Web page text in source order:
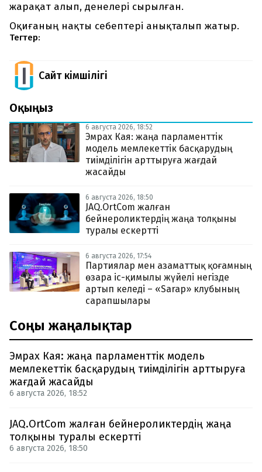
жарақат алып, денелері сырылған.
Оқиғаның нақты себептері анықталып жатыр.
Тегтер:
Сайт Әкімшілігі
Оқыңыз
6 августа 2026, 18:52
Эмрах Кая: жаңа парламенттік
модель мемлекеттік басқарудың
тиімділігін арттыруға жағдай
жасайды
6 августа 2026, 18:50
JAQ.OrtCom жалған
бейнероликтердің жаңа толқыны
туралы ескертті
6 августа 2026, 17:54
Партиялар мен азаматтық қоғамның
өзара іс-қимылы жүйелі негізде
артып келеді – «Sarap» клубының
сарапшылары
Соңғы жаңалықтар
Эмрах Кая: жаңа парламенттік модель
мемлекеттік басқарудың тиімділігін арттыруға
жағдай жасайды
6 августа 2026, 18:52
JAQ.OrtCom жалған бейнероликтердің жаңа
толқыны туралы ескертті
6 августа 2026, 18:50